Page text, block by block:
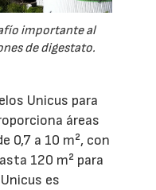
importante al
de digestato.
Unicus para
áreas
0,7 a 10 m², con
120 m² para
es